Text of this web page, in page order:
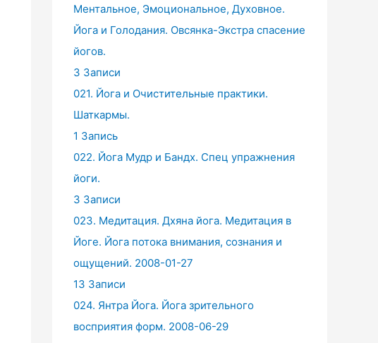
Ментальное, Эмоциональное, Духовное.
Йога и Голодания. Овсянка-Экстра спасение
йогов.
3 Записи
021. Йога и Очистительные практики.
Шаткармы.
1 Запись
022. Йога Мудр и Бандх. Спец упражнения
йоги.
3 Записи
023. Медитация. Дхяна йога. Медитация в
Йоге. Йога потока внимания, сознания и
ощущений. 2008-01-27
13 Записи
024. Янтра Йога. Йога зрительного
восприятия форм. 2008-06-29